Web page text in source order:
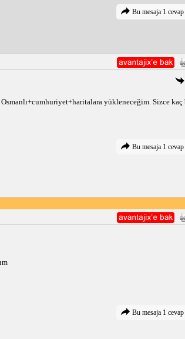
Bu mesaja 1
yükleneceğim. Sizce kaç
Bu mesaja 1
Bu mesaja 1